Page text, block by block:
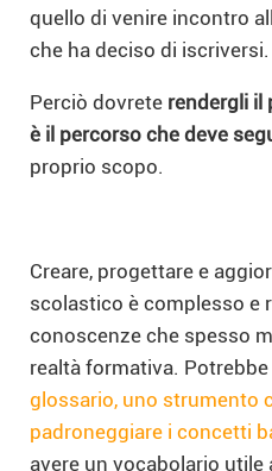
quello di venire incontro
che ha deciso di iscriversi.
Perciò dovrete rendergli il
è il percorso che deve
proprio scopo.
Creare, progettare e
scolastico è complesso e
conoscenze che spesso
realtà formativa.
glossario, uno strumento
padroneggiare i concetti
avere un vocabolario utile